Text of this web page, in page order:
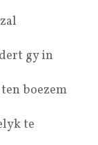
gy in
boezem
te